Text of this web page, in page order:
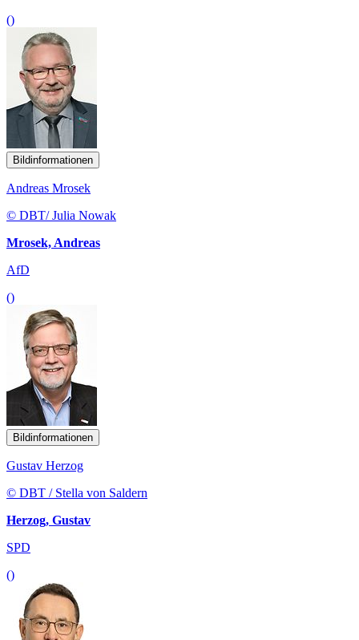
()
Bildinformationen
Andreas Mrosek
© DBT/ Julia Nowak
Mrosek, Andreas
AfD
()
Bildinformationen
Gustav Herzog
© DBT / Stella von Saldern
Herzog, Gustav
SPD
()